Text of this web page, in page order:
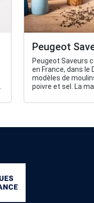
Peugeot
Peugeot Saveurs
en France, dans le
modèles de
poivre et sel. La